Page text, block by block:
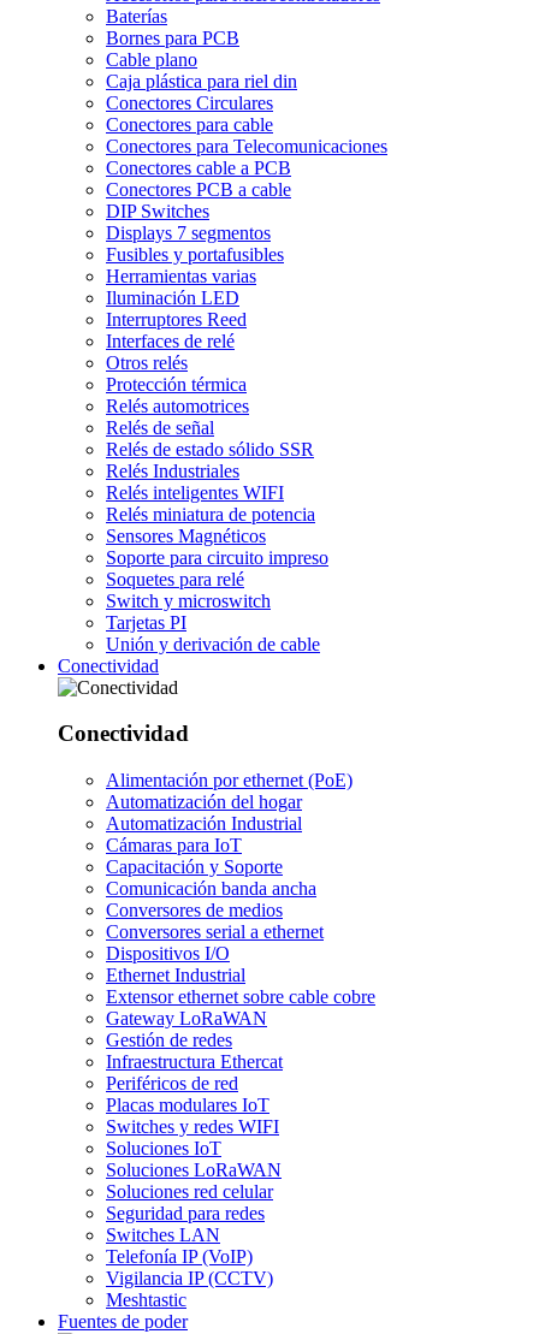
Baterías
Bornes para PCB
Cable plano
Caja plástica para riel din
Conectores Circulares
Conectores para cable
Conectores para Telecomunicaciones
Conectores cable a PCB
Conectores PCB a cable
DIP Switches
Displays 7 segmentos
Fusibles y portafusibles
Herramientas varias
Iluminación LED
Interruptores Reed
Interfaces de relé
Otros relés
Protección térmica
Relés automotrices
Relés de señal
Relés de estado sólido SSR
Relés Industriales
Relés inteligentes WIFI
Relés miniatura de potencia
Sensores Magnéticos
Soporte para circuito impreso
Soquetes para relé
Switch y microswitch
Tarjetas PI
Unión y derivación de cable
Conectividad
Conectividad
Alimentación por ethernet (PoE)
Automatización del hogar
Automatización Industrial
Cámaras para IoT
Capacitación y Soporte
Comunicación banda ancha
Conversores de medios
Conversores serial a ethernet
Dispositivos I/O
Ethernet Industrial
Extensor ethernet sobre cable cobre
Gateway LoRaWAN
Gestión de redes
Infraestructura Ethercat
Periféricos de red
Placas modulares IoT
Switches y redes WIFI
Soluciones IoT
Soluciones LoRaWAN
Soluciones red celular
Seguridad para redes
Switches LAN
Telefonía IP (VoIP)
Vigilancia IP (CCTV)
Meshtastic
Fuentes de poder